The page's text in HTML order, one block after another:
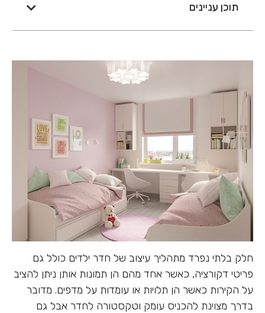
תוכן עניינים
חלק בלתי נפרד מתהליך עיצוב של חדר ילדים כולל גם
פריטי דקורציה, כאשר אחד מהם הן תמונות אותן ניתן להציב
על הקירות כאשר הן תלויות או עומדות על מדפים. מדובר
בדרך מצוינת להכניס עומק וטקסטורה לחדר אבל גם